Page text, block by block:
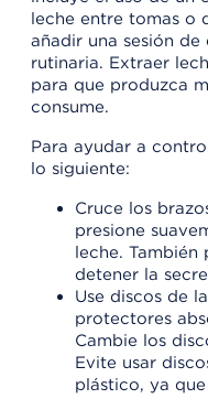
leche entre tomas o
añadir una sesión
rutinaria. Extraer
para que produzca
consume.
Para ayudar a
lo siguiente:
Cruce los
presione
leche. También
detener la
Use discos de
protectores
Cambie los
Evite usar
plástico, ya